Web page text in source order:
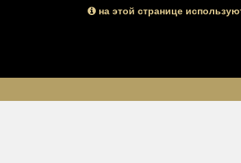
на этой странице